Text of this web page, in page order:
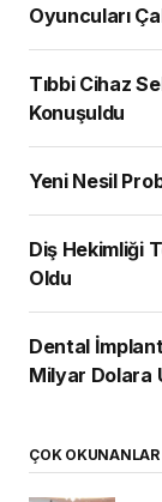
Oyuncuları
Tıbbi Cihaz
Konuşuldu
Yeni Nesil
Diş Hekimliği Tercih
Oldu
Dental İmplant
Milyar Dolara
ÇOK OKUNANLAR